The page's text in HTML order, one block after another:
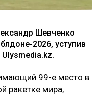
Шевченко
2026, уступив
99-е место в
ракетке мира,